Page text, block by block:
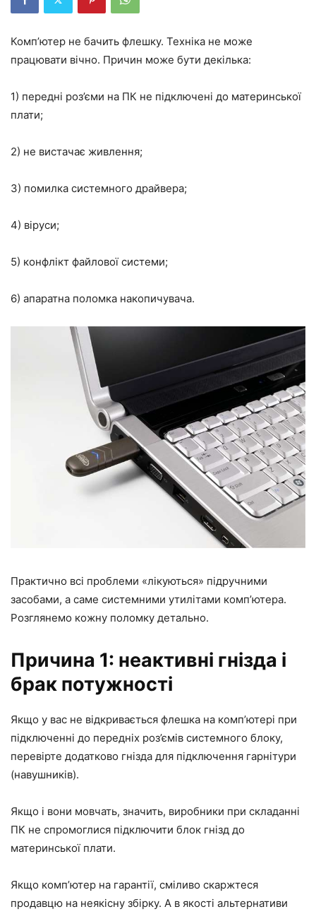
Комп’ютер не бачить флешку. Техніка не може
працювати вічно. Причин може бути декілька:
1) передні роз’єми на ПК не підключені до материнської
плати;
2) не вистачає живлення;
3) помилка системного драйвера;
4) віруси;
5) конфлікт файлової системи;
6) апаратна поломка накопичувача.
Практично всі проблеми «лікуються» підручними
засобами, а саме системними утилітами комп’ютера.
Розглянемо кожну поломку детально.
Причина 1: неактивні гнізда і
брак потужності
Якщо у вас не відкривається флешка на комп’ютері при
підключенні до передніх роз’ємів системного блоку,
перевірте додатково гнізда для підключення гарнітури
(навушників).
Якщо і вони мовчать, значить, виробники при складанні
ПК не спромоглися підключити блок гнізд до
материнської плати.
Якщо комп’ютер на гарантії, сміливо скаржтеся
продавцю на неякісну збірку. А в якості альтернативи